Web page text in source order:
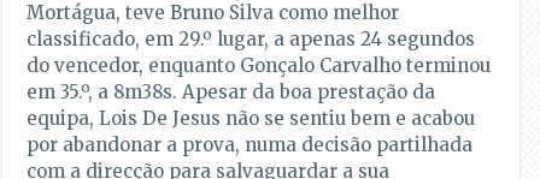
Mortágua, teve Bruno Silva como melhor
classificado, em 29.º lugar, a apenas 24 segundos
do vencedor, enquanto Gonçalo Carvalho terminou
em 35.º, a 8m38s. Apesar da boa prestação da
equipa, Lois De Jesus não se sentiu bem e acabou
por abandonar a prova, numa decisão partilhada
com a direcção para salvaguardar a sua